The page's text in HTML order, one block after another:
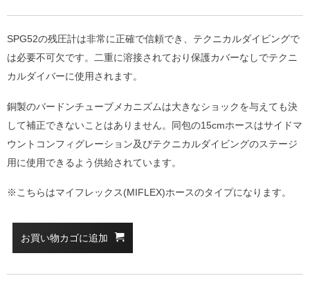
SPG52の残圧計は非常に正確で信頼でき、テクニカルダイビングで
は必要不可欠です。二重に溶接されており保護カバーなしでテクニ
カルダイバーに使用されます。
銅製のバードンチューブメカニズムは大きなショックを与えても決
して補正できないことはありません。同包の15cmホースはサイドマ
ウントコンフィグレーション及びテクニカルダイビングのステージ
用に使用できるよう供給されています。
※こちらはマイフレックス(MIFLEX)ホースのタイプになります。
お買い物カゴに追加